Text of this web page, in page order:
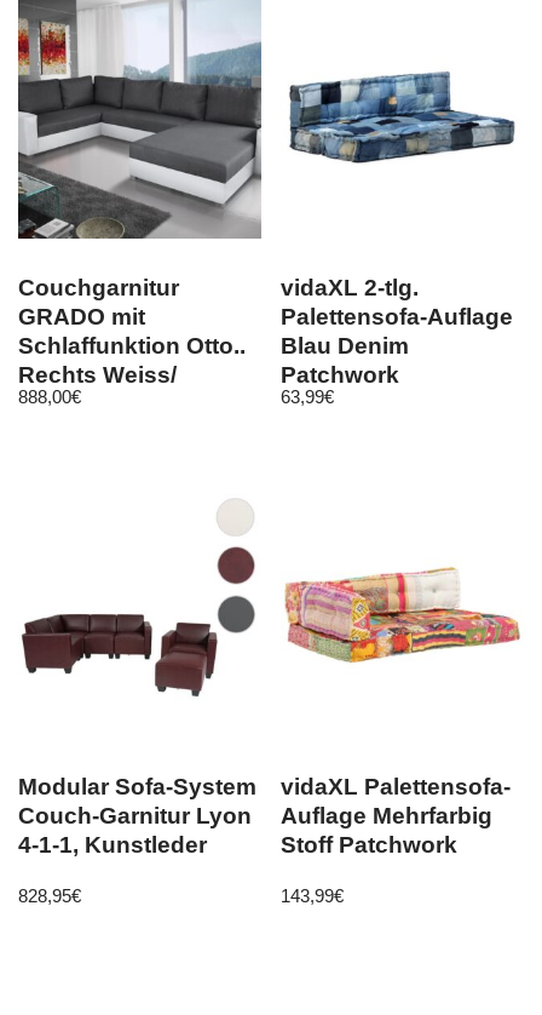
Couchgarnitur
GRADO mit
Schlaffunktion Otto..
Rechts Weiss/
Dunkelgrau
888,00€
vidaXL 2-tlg.
Palettensofa-Auflage
Blau Denim
Patchwork
63,99€
Modular Sofa-System
Couch-Garnitur Lyon
4-1-1, Kunstleder
828,95€
vidaXL Palettensofa-
Auflage Mehrfarbig
Stoff Patchwork
143,99€